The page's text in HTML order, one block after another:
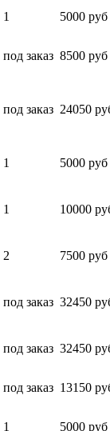
1 5000 руб
под заказ 8500 руб
под заказ 24050
1 5000 руб
1 10000
2 7500 руб
под заказ 32450
под заказ 32450
под заказ 13150
1 5000 руб